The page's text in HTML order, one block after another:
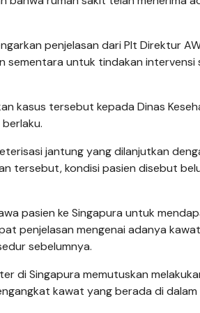
penjelasan dari Plt Direktur
untuk tindakan intervensi
kasus tersebut kepada Dinas
jantung yang dilanjutkan
tersebut, kondisi pasien disebut
pasien ke Singapura untuk
penjelasan mengenai adanya
sebelumnya.
di Singapura memutuskan
kawat yang berada di dalam